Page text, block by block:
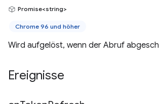
Promise<string>
Chrome 96 und höher
Wird aufgelöst, wenn der Abruf
Ereignisse